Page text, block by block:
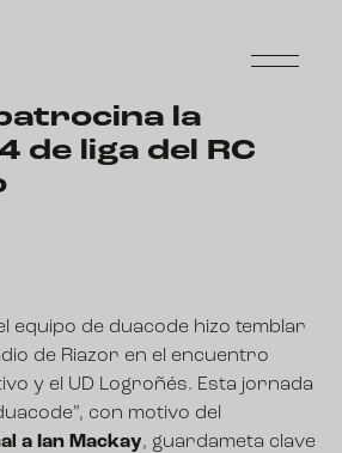
la
de liga del RC
equipo de duacode hizo temblar
de Riazor en el encuentro
y el UD Logroñés. Esta jornada
con motivo del
a Ian Mackay, guardameta clave